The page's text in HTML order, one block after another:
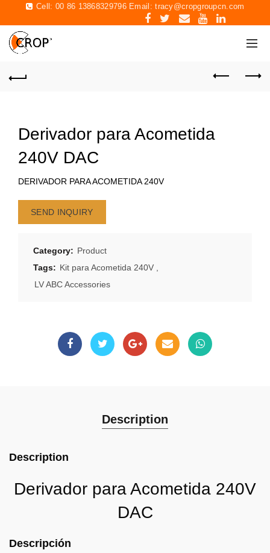
Cell: 00 86 13868329796 Email:tracy@cropgroupcn.com
Derivador para Acometida
240V DAC
DERIVADOR PARA ACOMETIDA 240V
SEND INQUIRY
Category: Product
Tags: Kit para Acometida 240V
LV ABC Accessories
Description
Description
Derivador para Acometida 240V
DAC
Descripción